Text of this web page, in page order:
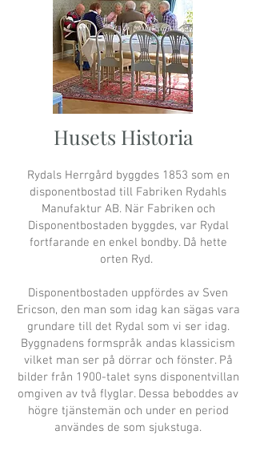
Husets Historia
Rydals Herrgård byggdes 1853 som en
disponentbostad till Fabriken Rydahls
Manufaktur AB. När Fabriken och
Disponentbostaden byggdes, var Rydal
fortfarande en enkel bondby. Då hette
orten Ryd.
Disponentbostaden uppfördes av Sven
Ericson, den man som idag kan sägas vara
grundare till det Rydal som vi ser idag.
Byggnadens formspråk andas klassicism
vilket man ser på dörrar och fönster. På
bilder från 1900-talet syns disponentvillan
omgiven av två flyglar. Dessa beboddes av
högre tjänstemän och under en period
användes de som sjukstuga.